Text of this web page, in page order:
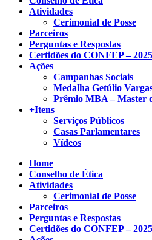
Atividades
Cerimonial de Posse
Parceiros
Perguntas e Respostas
Certidões do CONFEP – 2025
Ações
Campanhas Sociais
Medalha Getúlio
Prêmio MBA – Master
+Itens
Serviços Públicos
Casas Parlamentares
Vídeos
Home
Conselho de Ética
Atividades
Cerimonial de Posse
Parceiros
Perguntas e Respostas
Certidões do CONFEP – 2025